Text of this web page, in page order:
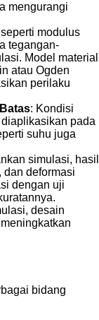
mengurangi
modulus
tegangan-
Model material
atau Ogden
perilaku
: Kondisi
pada
suhu juga
simulasi, hasil
dan deformasi
dengan uji
desain
bidang